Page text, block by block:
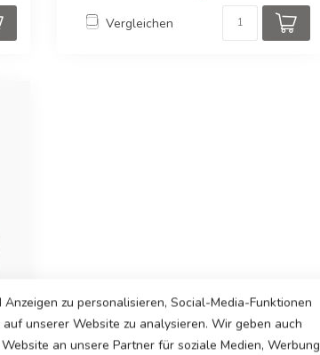
Vergleichen
zu personalisieren, Social-Media-Funktionen
unserer Website zu analysieren. Wir geben auch
an unsere Partner für soziale Medien, Werbung